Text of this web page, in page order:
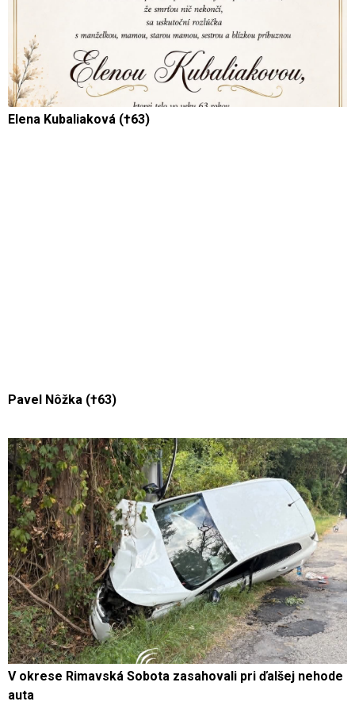
Elena Kubaliaková (†63)
Pavel Nôžka (†63)
V okrese Rimavská Sobota zasahovali pri ďalšej nehode
auta